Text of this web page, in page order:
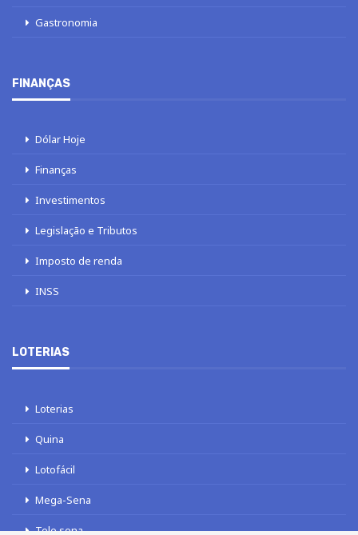
Gastronomia
FINANÇAS
Dólar Hoje
Finanças
Investimentos
Legislação e Tributos
Imposto de renda
INSS
LOTERIAS
Loterias
Quina
Lotofácil
Mega-Sena
Tele sena